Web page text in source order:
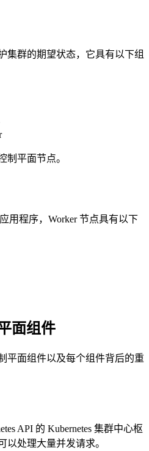
集群的期望状态，它具有以下组
制平面节点。
用程序，Worker 节点具有以下
面组件
平面组件以及每个组件背后的重
API 的 Kubernetes 集群中心枢
以处理大量并发请求。